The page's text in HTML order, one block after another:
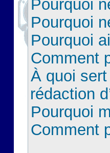
Pourquoi
Pourquoi
Pourquoi
Comment
À quoi
rédaction
Pourquoi
Comment